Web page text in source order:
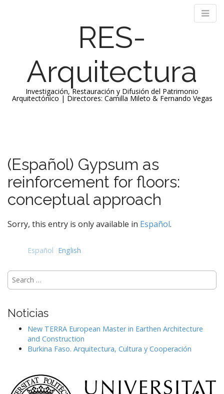
RES-
Arquitectura
Investigación, Restauración y Difusión del Patrimonio
Arquitectónico | Directores: Camilla Mileto & Fernando Vegas
n
m
e
n
u
t
o
c
o
n
e
(Español) Gypsum as
reinforcement for floors:
conceptual approach
Sorry, this entry is only available in Español.
Español English
Search
for:
Noticias
New TERRA European Master in Earthen Architecture
and Construction
Burkina Faso. Arquitectura, Cultura y Cooperación